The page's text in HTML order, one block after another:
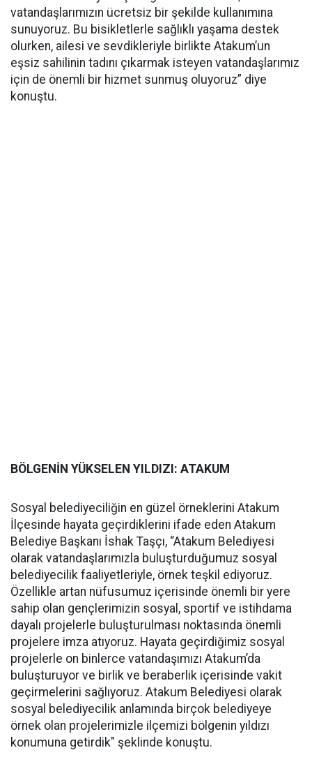
vatandaşlarımızın ücretsiz bir şekilde kullanımına
sunuyoruz. Bu bisikletlerle sağlıklı yaşama destek
olurken, ailesi ve sevdikleriyle birlikte Atakum’un
eşsiz sahilinin tadını çıkarmak isteyen vatandaşlarımız
için de önemli bir hizmet sunmuş oluyoruz” diye
konuştu.
BÖLGENİN YÜKSELEN YILDIZI: ATAKUM
Sosyal belediyeciliğin en güzel örneklerini Atakum
İlçesinde hayata geçirdiklerini ifade eden Atakum
Belediye Başkanı İshak Taşçı, “Atakum Belediyesi
olarak vatandaşlarımızla buluşturduğumuz sosyal
belediyecilik faaliyetleriyle, örnek teşkil ediyoruz.
Özellikle artan nüfusumuz içerisinde önemli bir yere
sahip olan gençlerimizin sosyal, sportif ve istihdama
dayalı projelerle buluşturulması noktasında önemli
projelere imza atıyoruz. Hayata geçirdiğimiz sosyal
projelerle on binlerce vatandaşımızı Atakum’da
buluşturuyor ve birlik ve beraberlik içerisinde vakit
geçirmelerini sağlıyoruz. Atakum Belediyesi olarak
sosyal belediyecilik anlamında birçok belediyeye
örnek olan projelerimizle ilçemizi bölgenin yıldızı
konumuna getirdik" şeklinde konuştu.